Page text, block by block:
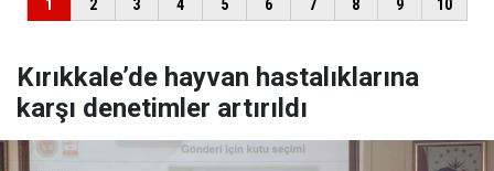
Kırıkkale’de hayvan hastalıklarına
karşı denetimler artırıldı